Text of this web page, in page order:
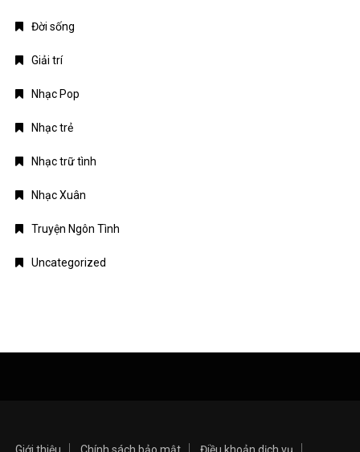
Đời sống
Giải trí
Nhạc Pop
Nhạc trẻ
Nhạc trữ tình
Nhạc Xuân
Truyện Ngôn Tình
Uncategorized
Giới thiệu Chính sách bảo mật
Điều khoản dịch vụ